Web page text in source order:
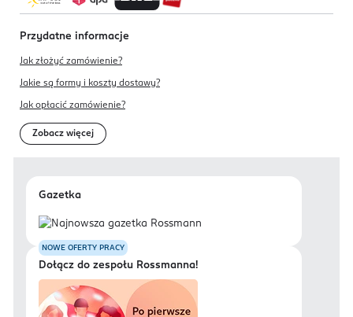
Przydatne informacje
Jak złożyć zamówienie?
Jakie są formy i koszty dostawy?
Jak opłacić zamówienie?
Zobacz więcej
Gazetka
NOWE OFERTY PRACY
Dołącz do zespołu Rossmanna!